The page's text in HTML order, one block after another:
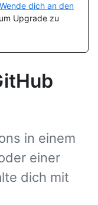
Wende dich an den
Upgrade zu
in einem
einer
dich mit